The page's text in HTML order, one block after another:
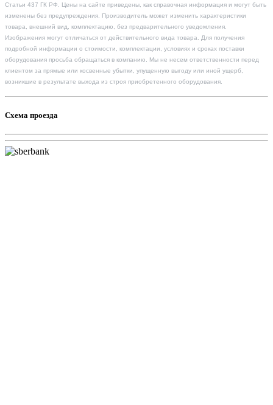
Статьи 437 ГК РФ. Цены на сайте приведены, как справочная информация и могут быть
изменены без предупреждения. Производитель может изменить характеристики
товара, внешний вид, комплектацию, без предварительного уведомления.
Изображения могут отличаться от действительного вида товара. Для получения
подробной информации о стоимости, комплектации, условиях и сроках поставки
оборудования просьба обращаться в компанию. Мы не несем ответственности перед
клиентом за прямые или косвенные убытки, упущенную выгоду или иной ущерб,
возникшие в результате выхода из строя приобретенного оборудования.
Схема проезда